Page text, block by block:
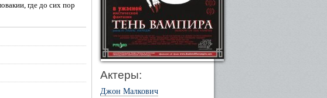
где до сих пор
Актеры:
Джон Малкович